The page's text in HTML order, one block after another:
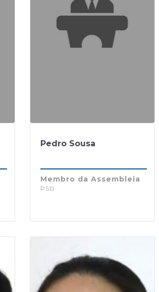
Pedro Sousa
Membro da Assembleia
PSD